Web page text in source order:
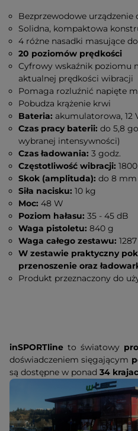
Bezprzewodowe urządzenie
Solidna, kompaktowa
4 różne nasadki masujące do
20 poziomów prędkości
Cyfrowy wskaźnik poziomu
aktualnej prędkości wibracji
Pomaga rozluźnić napięte
Pobudza krążenie krwi
Bateria: akumulatorowa, 12
Czas pracy baterii: do 5,8
wybranej intensywności)
Czas ładowania: 3 godz.
Częstotliwość wibracji:
Skok (amplituda): do 8 mm
Siła nacisku:10 kg
Moc: 48 W
Poziom hałasu:35 - 45 dB
Waga pistoletu: 840 g
Waga całego zestawu:
W zestawie praktyczny
przenoszenie oraz
Produkt przeznaczony do
inSPORTline to światowy
doświadczeniem sięgającym
są dostępne w ponad 34